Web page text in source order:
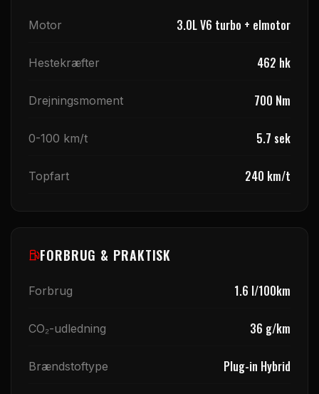
Motor 3.0L V6 turbo + elmotor
Hestekræfter 462 hk
Drejningsmoment 700 Nm
0-100 km/t 5.7 sek
Topfart 240 km/t
FORBRUG & PRAKTISK
Forbrug 1.6 l/100km
CO₂-udledning 36 g/km
Brændstoftype Plug-in Hybrid